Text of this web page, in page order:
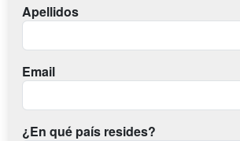
Apellidos
Email
¿En qué país resides?